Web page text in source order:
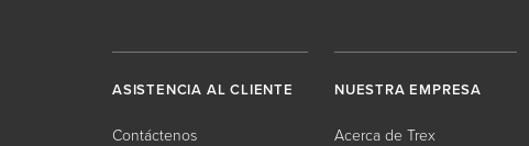
ASISTENCIA AL CLIENTE
Contáctenos
NUESTRA EMPRESA
Acerca de Trex